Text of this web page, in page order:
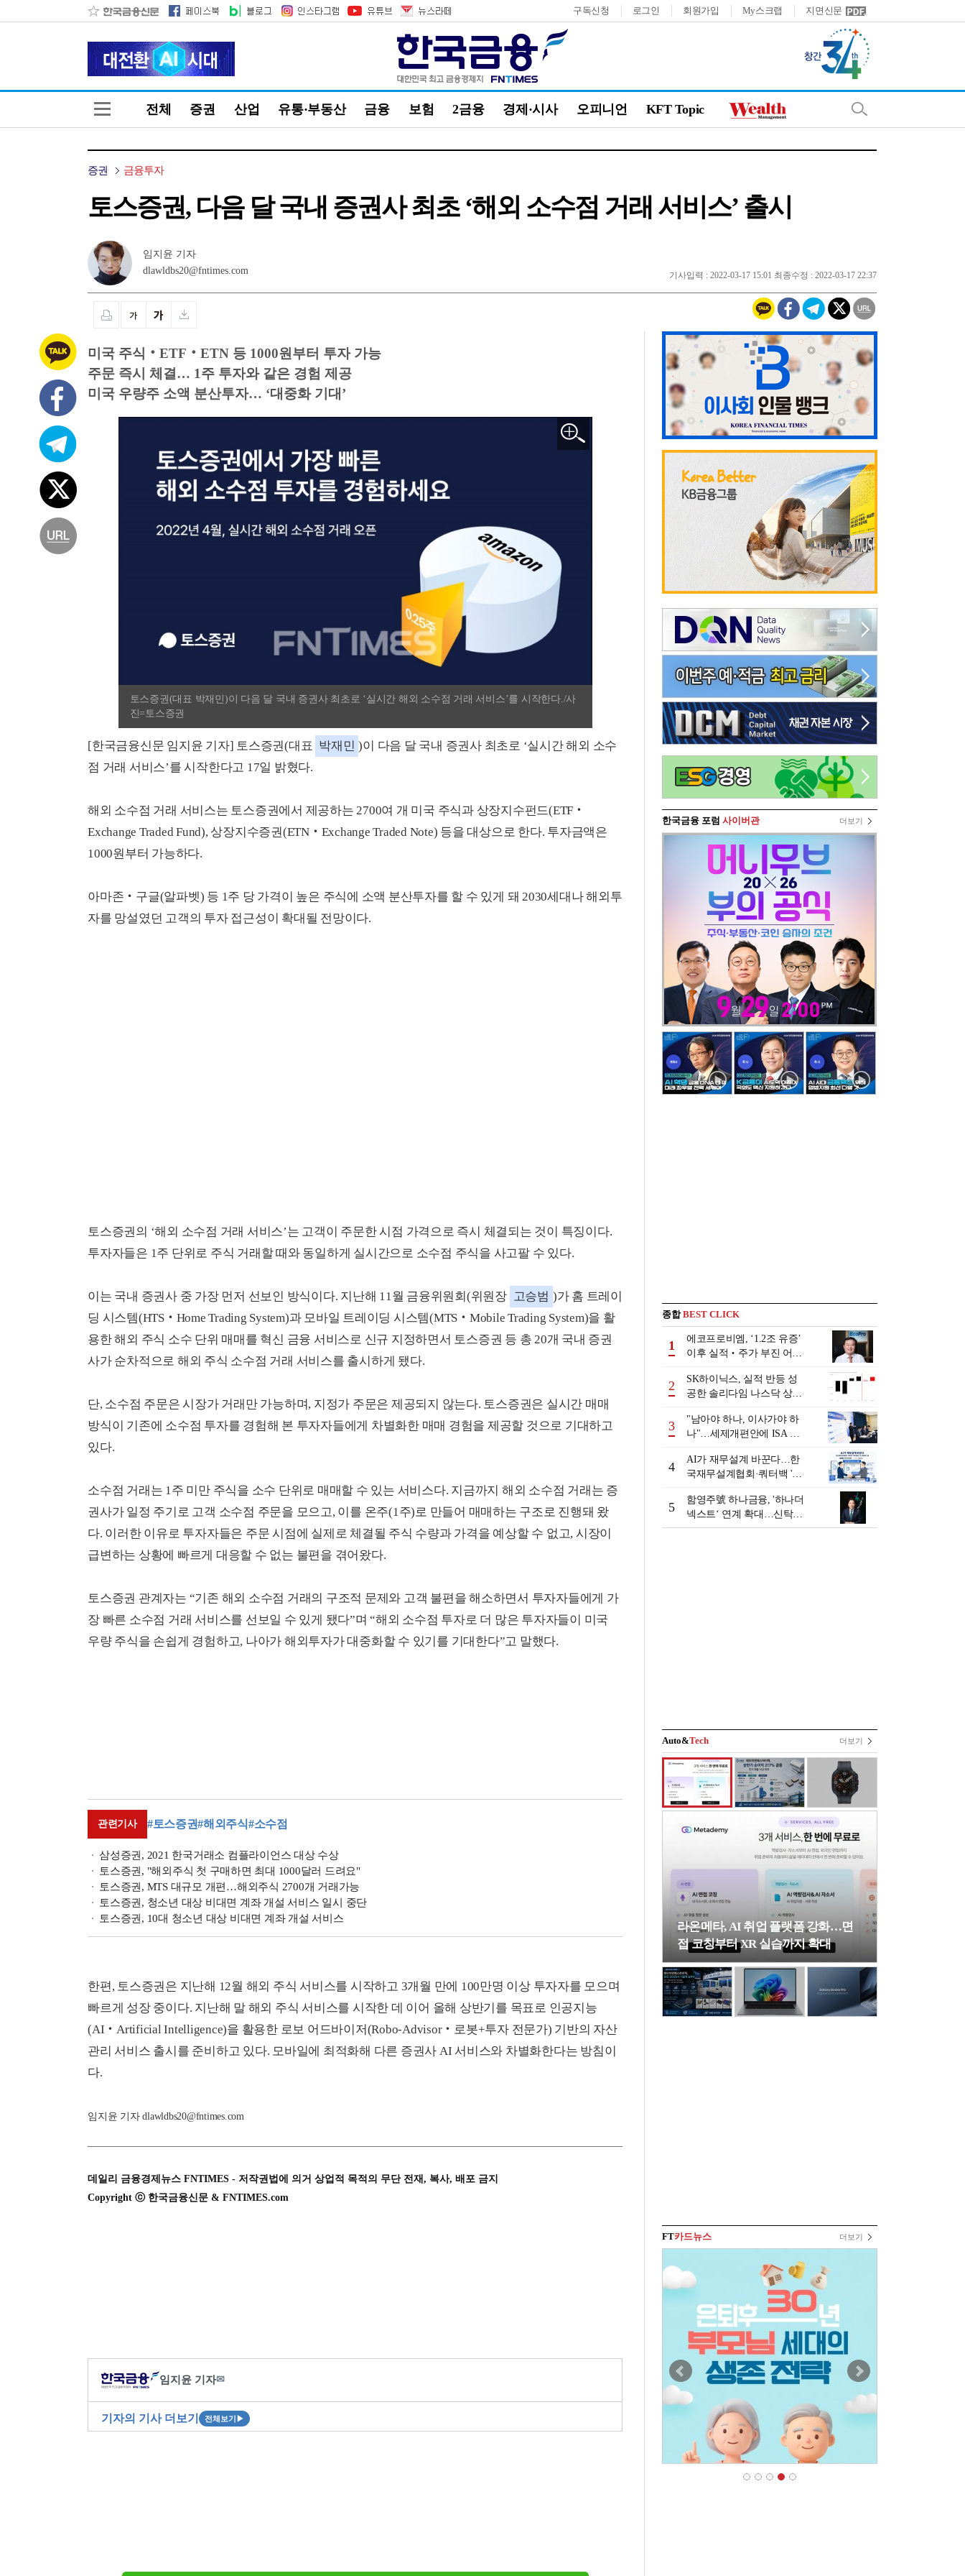
구독신청 로그인 회원가입 My스크랩 지면신문
전체 증권 산업 유통·부동산 금융 보험 2금융 경제·시사 오피니언 KFT Topic
증권 금융투자
토스증권, 다음 달 국내 증권사 최초 ‘해외 소수점 거래 서비스’ 출시
임지윤 기자
dlawldbs20@fntimes.com
기사입력 : 2022-03-17 15:01 최종수정 : 2022-03-17 22:37
미국 주식‧ETF‧ETN 등 1000원부터 투자 가능
주문 즉시 체결… 1주 투자와 같은 경험 제공
미국 우량주 소액 분산투자… ‘대중화 기대’
토스증권(대표 박재민)이 다음 달 국내 증권사 최초로 ‘실시간 해외 소수점 거래 서비스’를 시작한다./사
진=토스증권
[한국금융신문 임지윤 기자] 토스증권(대표 박재민 )이 다음 달 국내 증권사 최초로 ‘실시간 해외 소수
점 거래 서비스’를 시작한다고 17일 밝혔다.
해외 소수점 거래 서비스는 토스증권에서 제공하는 2700여 개 미국 주식과 상장지수펀드(ETF‧
Exchange Traded Fund), 상장지수증권(ETN‧Exchange Traded Note) 등을 대상으로 한다. 투자금액은
1000원부터 가능하다.
아마존‧구글(알파벳) 등 1주 당 가격이 높은 주식에 소액 분산투자를 할 수 있게 돼 2030세대나 해외투
자를 망설였던 고객의 투자 접근성이 확대될 전망이다.
토스증권의 ‘해외 소수점 거래 서비스’는 고객이 주문한 시점 가격으로 즉시 체결되는 것이 특징이다.
투자자들은 1주 단위로 주식 거래할 때와 동일하게 실시간으로 소수점 주식을 사고팔 수 있다.
이는 국내 증권사 중 가장 먼저 선보인 방식이다. 지난해 11월 금융위원회(위원장 고승범 )가 홈 트레이
딩 시스템(HTS‧Home Trading System)과 모바일 트레이딩 시스템(MTS‧Mobile Trading System)을 활
용한 해외 주식 소수 단위 매매를 혁신 금융 서비스로 신규 지정하면서 토스증권 등 총 20개 국내 증권
사가 순차적으로 해외 주식 소수점 거래 서비스를 출시하게 됐다.
단, 소수점 주문은 시장가 거래만 가능하며, 지정가 주문은 제공되지 않는다. 토스증권은 실시간 매매
방식이 기존에 소수점 투자를 경험해 본 투자자들에게 차별화한 매매 경험을 제공할 것으로 기대하고
있다.
소수점 거래는 1주 미만 주식을 소수 단위로 매매할 수 있는 서비스다. 지금까지 해외 소수점 거래는 증
권사가 일정 주기로 고객 소수점 주문을 모으고, 이를 온주(1주)로 만들어 매매하는 구조로 진행돼 왔
다. 이러한 이유로 투자자들은 주문 시점에 실제로 체결될 주식 수량과 가격을 예상할 수 없고, 시장이
급변하는 상황에 빠르게 대응할 수 없는 불편을 겪어왔다.
토스증권 관계자는 “기존 해외 소수점 거래의 구조적 문제와 고객 불편을 해소하면서 투자자들에게 가
장 빠른 소수점 거래 서비스를 선보일 수 있게 됐다”며 “해외 소수점 투자로 더 많은 투자자들이 미국
우량 주식을 손쉽게 경험하고, 나아가 해외투자가 대중화할 수 있기를 기대한다”고 말했다.
관련기사 #토스증권#해외주식#소수점
삼성증권, 2021 한국거래소 컴플라이언스 대상 수상
토스증권, "해외주식 첫 구매하면 최대 1000달러 드려요"
토스증권, MTS 대규모 개편…해외주식 2700개 거래가능
토스증권, 청소년 대상 비대면 계좌 개설 서비스 일시 중단
토스증권, 10대 청소년 대상 비대면 계좌 개설 서비스
한편, 토스증권은 지난해 12월 해외 주식 서비스를 시작하고 3개월 만에 100만명 이상 투자자를 모으며
빠르게 성장 중이다. 지난해 말 해외 주식 서비스를 시작한 데 이어 올해 상반기를 목표로 인공지능
(AI‧Artificial Intelligence)을 활용한 로보 어드바이저(Robo-Advisor‧로봇+투자 전문가) 기반의 자산
관리 서비스 출시를 준비하고 있다. 모바일에 최적화해 다른 증권사 AI 서비스와 차별화한다는 방침이
다.
임지윤 기자 dlawldbs20@fntimes.com
데일리 금융경제뉴스 FNTIMES - 저작권법에 의거 상업적 목적의 무단 전재, 복사, 배포 금지
Copyright ⓒ 한국금융신문 & FNTIMES.com
임지윤 기자✉
기자의 기사 더보기 전체보기 ▶
한국금융 포럼 사이버관 더보기
종합BEST CLICK
1
에코프로비엠, ‘1.2조 유증’
이후 실적‧주가 부진 어쩌
2
SK하이닉스, 실적 반등 성
공한 솔리다임 나스닥 상장
3
"남아야 하나, 이사가야 하
나"…세제개편안에 ISA 투
4
AI가 재무설계 바꾼다…한
국재무설계협회·쿼터백 '베
5
함영주號 하나금융, '하나더
넥스트‘ 연계 확대…신탁수
수료 2배 증가 효과 [금융 시
Auto&Tech 더보기
라온메타, AI 취업 플랫폼 강화…면
접 코칭부터 XR 실습까지 확대
FT카드뉴스 더보기